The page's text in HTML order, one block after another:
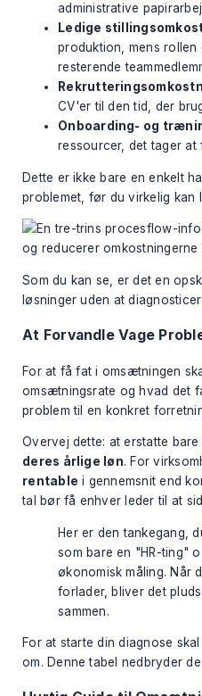
administrative
Ledige
produktion, mens
resterende
CV'er til den tid, der
Onboarding- og
ressourcer, det tager
Dette er ikke bare en enkelt
problemet, før du virkelig kan
Som du kan se, er det en
løsninger uden at
At Forvandle Vage
For at få fat i omsætningen
omsætningsrate og hvad det
problem til en konkret
Overvej dette: at erstatte
deres årlige løn. For
rentable i gennemsnit end
tal bør få enhver leder til at
Her er den tankegang,
som bare en "HR-ting"
økonomisk måling. Når
forlader, bliver det
sammen.
For at starte din diagnose
om. Denne tabel nedbryder